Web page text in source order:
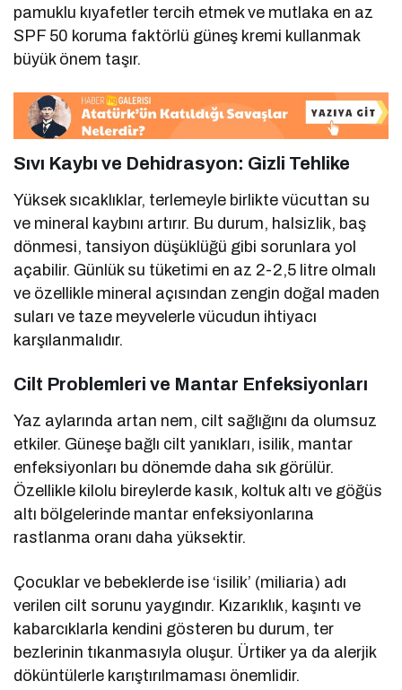
pamuklu kıyafetler tercih etmek ve mutlaka en az
SPF 50 koruma faktörlü güneş kremi kullanmak
büyük önem taşır.
Sıvı Kaybı ve Dehidrasyon: Gizli Tehlike
Yüksek sıcaklıklar, terlemeyle birlikte vücuttan su
ve mineral kaybını artırır. Bu durum, halsizlik, baş
dönmesi, tansiyon düşüklüğü gibi sorunlara yol
açabilir. Günlük su tüketimi en az 2-2,5 litre olmalı
ve özellikle mineral açısından zengin doğal maden
suları ve taze meyvelerle vücudun ihtiyacı
karşılanmalıdır.
Cilt Problemleri ve Mantar Enfeksiyonları
Yaz aylarında artan nem, cilt sağlığını da olumsuz
etkiler. Güneşe bağlı cilt yanıkları, isilik, mantar
enfeksiyonları bu dönemde daha sık görülür.
Özellikle kilolu bireylerde kasık, koltuk altı ve göğüs
altı bölgelerinde mantar enfeksiyonlarına
rastlanma oranı daha yüksektir.
Çocuklar ve bebeklerde ise ‘isilik’ (miliaria) adı
verilen cilt sorunu yaygındır. Kızarıklık, kaşıntı ve
kabarcıklarla kendini gösteren bu durum, ter
bezlerinin tıkanmasıyla oluşur. Ürtiker ya da alerjik
döküntülerle karıştırılmaması önemlidir.